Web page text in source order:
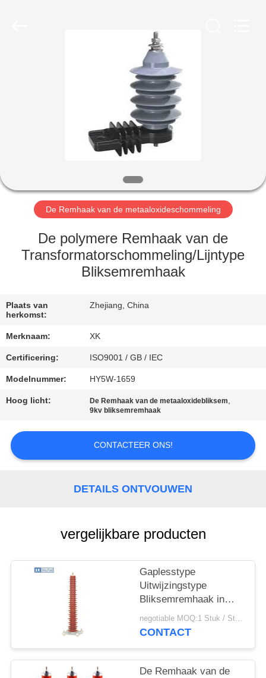
ONGEVEER
FABRIEKSREIS
KWALITEITSCONTROLE
CONTACTEER
EEN
CITAAT
PRIVACY
De Remhaak van de metaaloxideschommeling
De polymere Remhaak van de
Transformatorschommeling/Lijntype
Bliksemremhaak
Plaats van
herkomst:
Zhejiang, China
Merknaam: XK
Certificering: ISO9001 / GB / IEC
Modelnummer: HY5W-1659
Hoog licht: De Remhaak van de metaaloxidebliksem,
9kv bliksemremhaak
CONTACTEER ONS!
DETAILS ONTVOUWEN
vergelijkbare producten
Gaplesstype
Uitwijzingstype
Bliksemremhaak in
Hulpkantoor
Gevarieerde Types
negotiable MOQ:1 Stuk / Stukken
CONTACT
De Remhaak van de